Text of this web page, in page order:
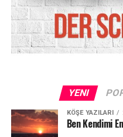
YENI
KÖŞE YAZILARI
Ben Kendimi